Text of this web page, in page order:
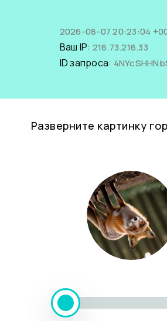
2026-08-07 20:23:04
Ваш IP: 216.73.216.33
ID запроса:
Разверните картинку